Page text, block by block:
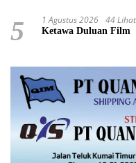
5 1 Agustus 2026 44 Lihat
Ketawa Duluan